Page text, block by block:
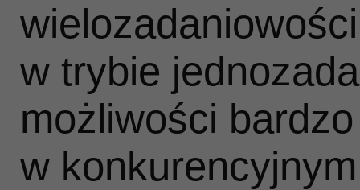
w trybie
możliwości
w